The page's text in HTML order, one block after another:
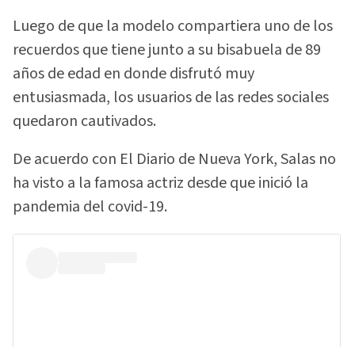
Luego de que la modelo compartiera uno de los
recuerdos que tiene junto a su bisabuela de 89
años de edad en donde disfrutó muy
entusiasmada, los usuarios de las redes sociales
quedaron cautivados.
De acuerdo con El Diario de Nueva York, Salas no
ha visto a la famosa actriz desde que inició la
pandemia del covid-19.